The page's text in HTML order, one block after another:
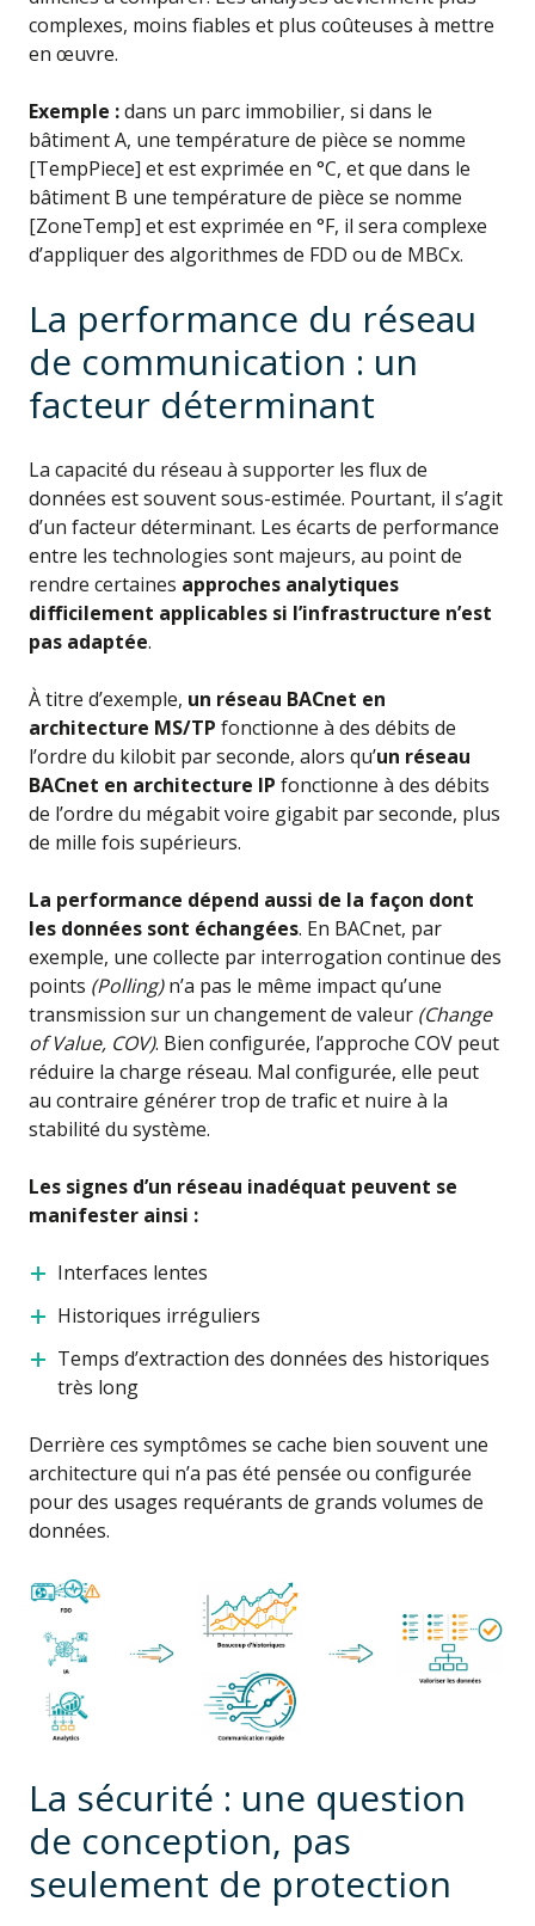
complexes, moins fiables et plus coûteuses à mettre
en œuvre.
Exemple :dans un parc immobilier, si dans le
bâtiment A, une température de pièce se nomme
[TempPiece] et est exprimée en °C, et que dans le
bâtiment B une température de pièce se nomme
[ZoneTemp] et est exprimée en °F, il sera complexe
d’appliquer des algorithmes de FDD ou de MBCx.
La performance du réseau
de communication : un
facteur déterminant
La capacité du réseau à supporter les flux de
données est souvent sous-estimée. Pourtant, il s’agit
d’un facteur déterminant. Les écarts de performance
entre les technologies sont majeurs, au point de
rendre certaines approches analytiques
difficilement applicables si l’infrastructure n’est
pas adaptée.
À titre d’exemple, un réseau BACnet en
architecture MS/TP fonctionne à des débits de
l’ordre du kilobit par seconde, alors qu’un réseau
BACnet en architecture IP fonctionne à des débits
de l’ordre du mégabit voire gigabit par seconde, plus
de mille fois supérieurs.
La performance dépend aussi de la façon dont
les données sont échangées. En BACnet, par
exemple, une collecte par interrogation continue des
points (Polling)n’a pas le même impact qu’une
transmission sur un changement de valeur (Change
of Value, COV). Bien configurée, l’approche COV peut
réduire la charge réseau. Mal configurée, elle peut
au contraire générer trop de trafic et nuire à la
stabilité du système.
Les signes d’un réseau inadéquat peuvent se
manifester ainsi :
Interfaces lentes
Historiques irréguliers
Temps d’extraction des données des historiques
très long
Derrière ces symptômes se cache bien souvent une
architecture qui n’a pas été pensée ou configurée
pour des usages requérants de grands volumes de
données.
La sécurité : une question
de conception, pas
seulement de protection